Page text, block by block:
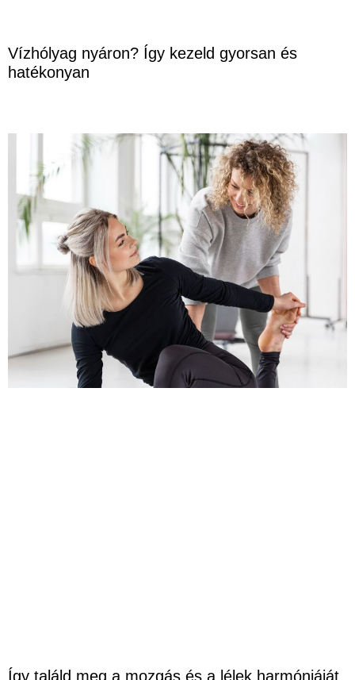
Vízhólyag nyáron? Így kezeld gyorsan és
hatékonyan
Így találd meg a mozgás és a lélek harmóniáját